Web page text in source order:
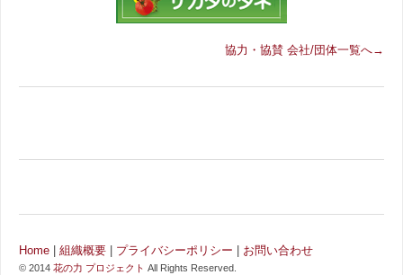
協力・協賛 会社/団体一覧へ→
Home 組織概要 プライバシーポリシー お問い合わせ
© 2014 花の力 プロジェクト All Rights Reserved.